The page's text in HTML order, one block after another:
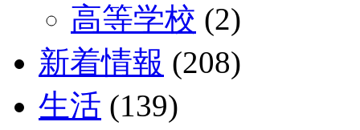
高等学校 (2)
新着情報 (208)
生活 (139)